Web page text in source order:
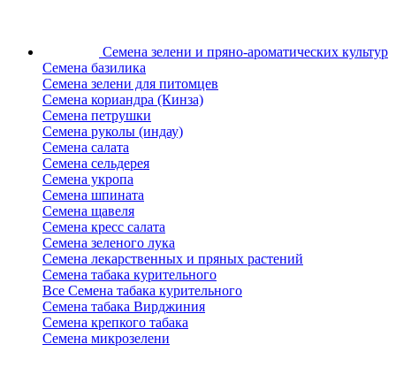
Семена зелени и пряно-ароматических культур
Семена базилика
Семена зелени для питомцев
Семена кориандра (Кинза)
Семена петрушки
Семена руколы (индау)
Семена салата
Семена сельдерея
Семена укропа
Семена шпината
Семена щавеля
Семена кресс салата
Семена зеленого лука
Семена лекарственных и пряных растений
Семена табака курительного
Все Семена табака курительного
Семена табака Вирджиния
Семена крепкого табака
Семена микрозелени